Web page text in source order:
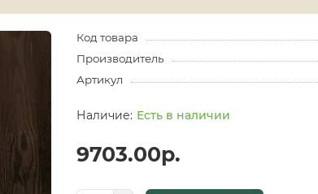
Код товара
Производитель
Артикул
Есть в наличии
9703.00р.